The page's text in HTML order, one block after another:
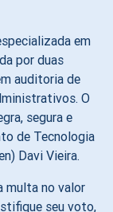
em
por duas
auditoria de
O
segura e
de Tecnologia
Davi Vieira.
multa no valor
seu voto,